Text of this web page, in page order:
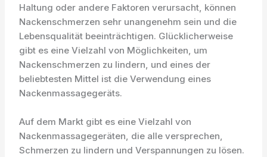
Haltung oder andere Faktoren verursacht, können
Nackenschmerzen sehr unangenehm sein und die
Lebensqualität beeinträchtigen. Glücklicherweise
gibt es eine Vielzahl von Möglichkeiten, um
Nackenschmerzen zu lindern, und eines der
beliebtesten Mittel ist die Verwendung eines
Nackenmassagegeräts.
Auf dem Markt gibt es eine Vielzahl von
Nackenmassagegeräten, die alle versprechen,
Schmerzen zu lindern und Verspannungen zu lösen.